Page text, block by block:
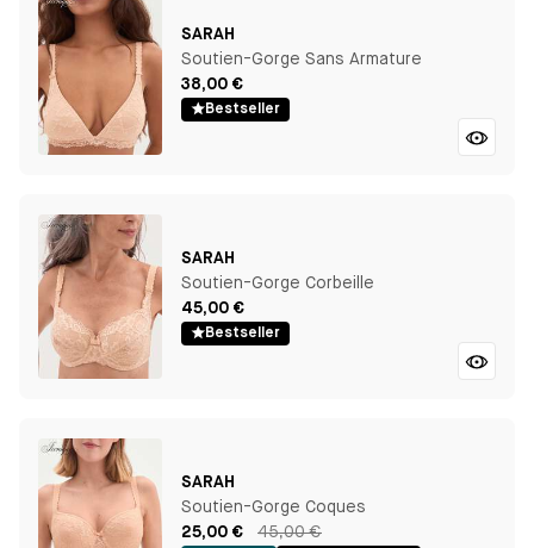
SARAH
Soutien-Gorge Sans Armature
38,00 €
Bestseller
SARAH
Soutien-Gorge Corbeille
45,00 €
Bestseller
SARAH
Soutien-Gorge Coques
25,00 €
45,00 €